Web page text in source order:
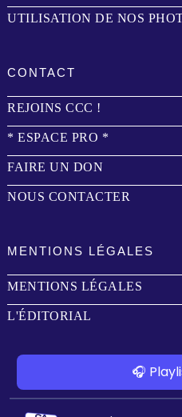
UTILISATION DE NOS
CONTACT
REJOINS CCC !
* ESPACE PRO *
FAIRE UN DON
NOUS CONTACTER
MENTIONS LÉGALES
MENTIONS LÉGALES
L'ÉDITORIAL
🎧